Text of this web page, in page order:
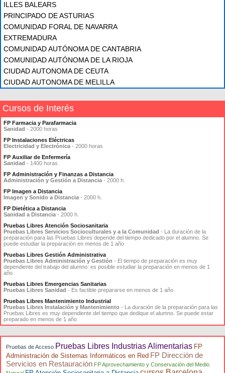
ILLES BALEARS
PRINCIPADO DE ASTURIAS
COMUNIDAD FORAL DE NAVARRA
EXTREMADURA
COMUNIDAD AUTÓNOMA DE CANTABRIA
COMUNIDAD AUTÓNOMA DE LA RIOJA
CIUDAD AUTONOMA DE CEUTA
CIUDAD AUTONOMA DE MELILLA
Cursos de Interés
FP Farmacia y Parafarmacia
Sanidad - 2000 horas
FP Instalaciones Eléctricas
Electricidad y Electrónica - 2000 horas
FP Auxiliar de Enfermería
Sanidad - 1400 horas
FP Administración y Finanzas a Distancia
Administración y Gestión a Distancia - 2000 h.
FP Imagen a Distancia
Imagen y Sonido a Distancia - 2000 h.
FP Dietética a Distancia
Sanidad a Distancia - 2000 h.
Pruebas Libres Atención Sociosanitaria
Pruebas Libres Servicios Socioculturales y a la Comunidad - La duración de la
preparación para las Pruebas Libres depende del tiempo dedicado por el alumno. Se
puede estudiar la preparación en menos de 1 año
Pruebas Libres Gestión Administrativa
Pruebas Libres Administración y Gestión - El tiempo de preparación es muy
dependiente del trabajo del alumno: es posible estudiar la preparación en menos de 1
año
Pruebas Libres Emergencias Sanitarias
Pruebas Libres Sanidad - Es factible prepararse en menos de 1 año
Pruebas Libres Mantenimiento Industrial
Pruebas Libres Instalación y Mantenimiento - La duración de la preparación para las
Pruebas Libres es muy dependiente del tiempo que dedique el alumno. Se puede estar
preparado en menos de 1 año
Pruebas de Acceso Pruebas Libres Industrias Alimentarias FP
Administración de Sistemas Informáticos en Red FP Dirección de
Servicios en Restauración FP Aprovechamiento y Conservación del Medio